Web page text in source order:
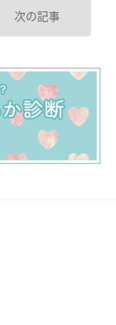
次の記事